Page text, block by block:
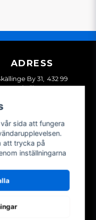
ADRESS
By 31, 432 99
Skällinge
KONTO
Skapa konto
sida att fungera
att trycka på
inställningarna